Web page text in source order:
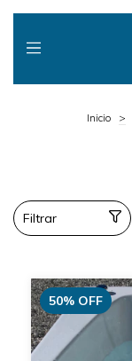
Inicio >
Filtrar
50% OFF